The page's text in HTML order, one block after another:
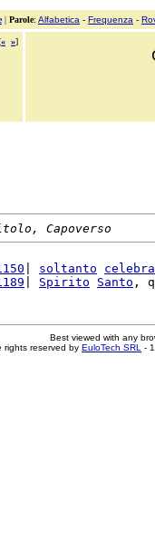
| Parole: Alfabetica - Frequenza -
« »]
Capoverso
soltanto
Spirito Santo ,
Best viewed with any
rights reserved by EuloTech SRL -